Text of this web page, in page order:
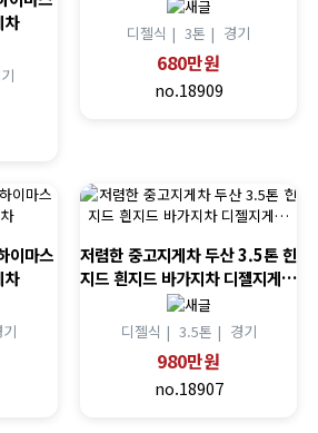
차
디젤식 |3톤 | 경기
680만원
no.18909
이마스
차
저렴한 중고지게차 두산 3.5톤 힌
지드 흰지드 바가지차 디젤지게…
디젤식 | 3.5톤 | 경기
980만원
no.18907